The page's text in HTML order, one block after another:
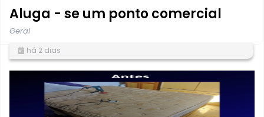
Aluga - se um ponto comercial
Geral
há 2 dias